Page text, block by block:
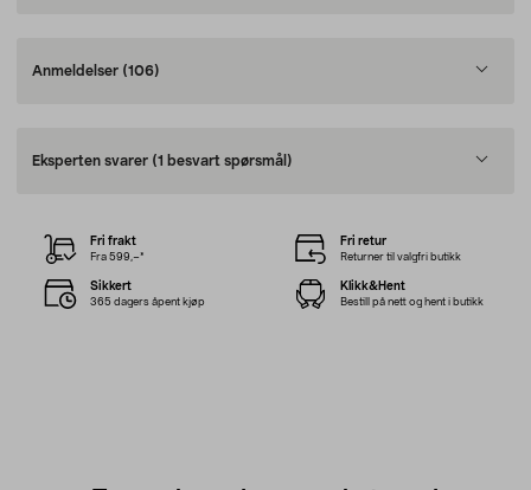
Anmeldelser (106)
Eksperten svarer (1 besvart spørsmål)
Fri frakt
Fra 599,–*
Fri retur
Returner til valgfri butikk
Sikkert
365 dagers åpent kjøp
Klikk&Hent
Bestill på nett og hent i butikk